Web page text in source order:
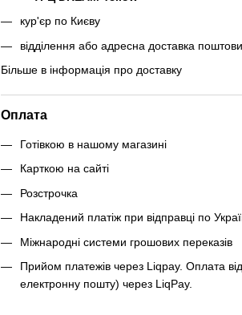
кур'єр по Києву
відділення або адресна доставка
Більше в інформація про доставку
Оплата
Готівкою в нашому магазині
Карткою на сайті
Розстрочка
Накладений платіж при відправці по
Міжнародні системи грошових переказів
Прийом платежів через Liqpay. Оплата
електронну пошту) через LiqPay.